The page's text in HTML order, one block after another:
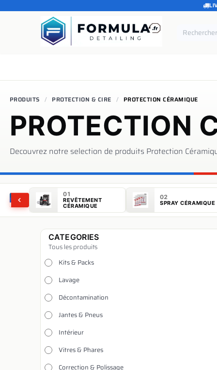
SE RENDRE AU CONTENU
PRODUITS PROTECTION & CIRE PROTECTION CÉRAMIQUE
PROTECTION
Decouvrez notre selection de produits Protection
01
REVÊTEMENT
CÉRAMIQUE
02
SPRAY CÉRAMIQUE
CATEGORIES
Tous les produits
Kits & Packs
Lavage
Décontamination
Jantes & Pneus
Intérieur
Vitres & Phares
Correction & Polissage